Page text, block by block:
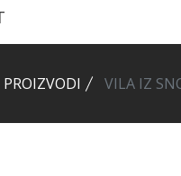
PROIZVODI VILA IZ